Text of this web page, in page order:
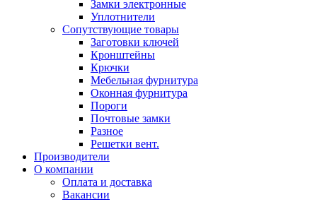
Замки электронные
Уплотнители
Сопутствующие товары
Заготовки ключей
Кронштейны
Крючки
Мебельная фурнитура
Оконная фурнитура
Пороги
Почтовые замки
Разное
Решетки вент.
Производители
О компании
Оплата и доставка
Вакансии